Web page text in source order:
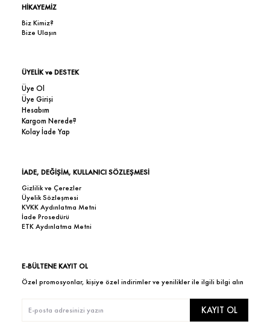
HİKAYEMİZ
Biz Kimiz?
Bize Ulaşın
ÜYELİK ve DESTEK
Üye Ol
Üye Girişi
Hesabım
Kargom Nerede?
Kolay İade Yap
İADE, DEĞİŞİM, KULLANICI SÖZLEŞMESİ
Gizlilik ve Çerezler
Üyelik Sözleşmesi
KVKK Aydınlatma Metni
İade Prosedürü
ETK Aydınlatma Metni
E-BÜLTENE KAYIT OL
Özel promosyonlar, kişiye özel indirimler ve yenilikler ile ilgili bilgi alın
KAYIT OL